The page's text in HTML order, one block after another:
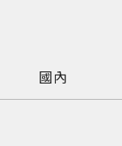
國內